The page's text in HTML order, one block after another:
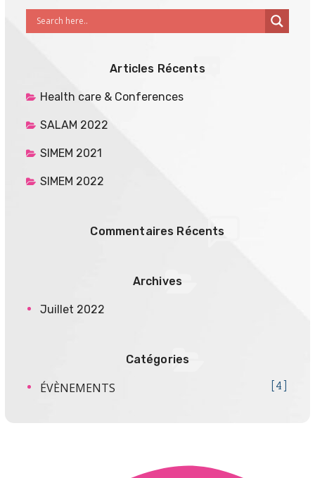
Articles Récents
Health care & Conferences
SALAM 2022
SIMEM 2021
SIMEM 2022
Commentaires Récents
Archives
Juillet 2022
Catégories
ÉVÈNEMENTS 4